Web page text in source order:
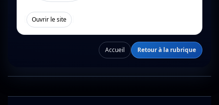
Ouvrir le site
Accueil Retour à la rubrique